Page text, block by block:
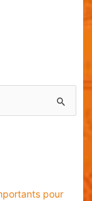
pour